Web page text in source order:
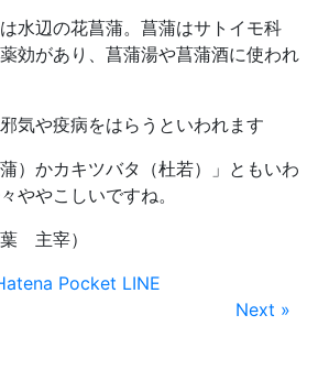
水辺の花菖蒲。菖蒲はサトイモ科
効があり、菖蒲湯や菖蒲酒に使われ
気や疫病をはらうといわれます
）かカキツバタ（杜若）」ともいわ
ややこしいですね。
主宰）
Pocket LINE
Next »